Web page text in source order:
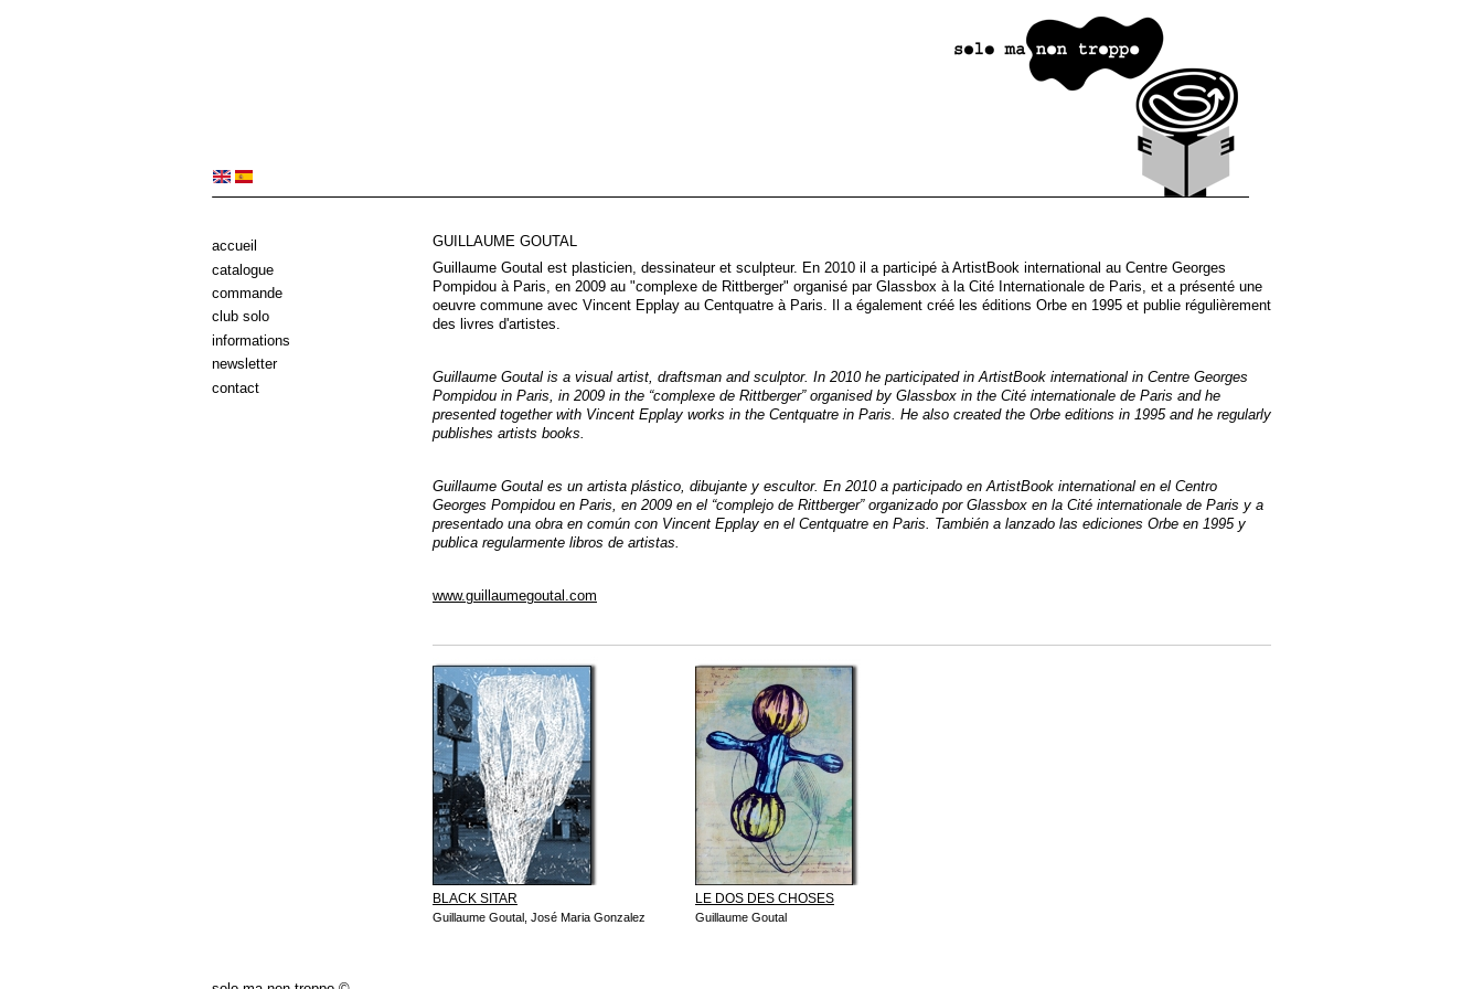
GUILLAUME GOUTAL
Guillaume Goutal est plasticien, dessinateur et sculpteur. En 2010 il a participé à ArtistBook international au Centre Georges
Pompidou à Paris, en 2009 au "complexe de Rittberger" organisé par Glassbox à la Cité Internationale de Paris, et a présenté une
oeuvre commune avec Vincent Epplay au Centquatre à Paris. Il a également créé les éditions Orbe en 1995 et publie régulièrement
des livres d'artistes.
Guillaume Goutal is a visual artist, draftsman and sculptor. In 2010 he participated in ArtistBook international in Centre Georges
Pompidou in Paris, in 2009 in the “complexe de Rittberger” organised by Glassbox in the Cité internationale de Paris and he
presented together with Vincent Epplay works in the Centquatre in Paris. He also created the Orbe editions in 1995 and he regularly
publishes artists books.
Guillaume Goutal es un artista plástico, dibujante y escultor. En 2010 a participado en ArtistBook international en el Centro
Georges Pompidou en Paris, en 2009 en el “complejo de Rittberger” organizado por Glassbox en la Cité internationale de Paris y a
presentado una obra en común con Vincent Epplay en el Centquatre en Paris. También a lanzado las ediciones Orbe en 1995 y
publica regularmente libros de artistas.
www.guillaumegoutal.com
BLACK SITAR
Guillaume Goutal, José Maria Gonzalez
LE DOS DES CHOSES
Guillaume Goutal
accueil
catalogue
commande
club solo
informations
newsletter
contact